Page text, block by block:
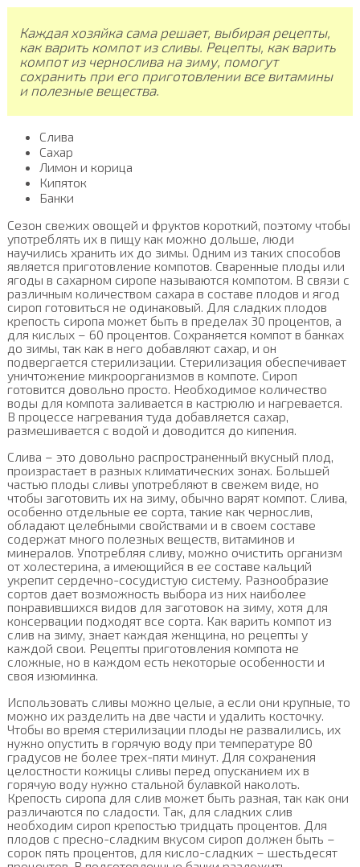
Каждая хозяйка сама решает, выбирая рецепты,
как варить компот из сливы. Рецепты, как варить
компот из чернослива на зиму, помогут
сохранить при его приготовлении все витамины
и полезные вещества.
Слива
Сахар
Лимон и корица
Кипяток
Банки
Сезон свежих овощей и фруктов короткий, поэтому чтобы
употреблять их в пищу как можно дольше, люди
научились хранить их до зимы. Одним из таких способов
является приготовление компотов. Сваренные плоды или
ягоды в сахарном сиропе называются компотом. В связи с
различным количеством сахара в составе плодов и ягод
сироп готовиться не одинаковый. Для сладких плодов
крепость сиропа может быть в пределах 30 процентов, а
для кислых – 60 процентов. Сохраняется компот в банках
до зимы, так как в него добавляют сахар, и он
подвергается стерилизации. Стерилизация обеспечивает
уничтожение микроорганизмов в компоте. Сироп
готовится довольно просто. Необходимое количество
воды для компота заливается в кастрюлю и нагревается.
В процессе нагревания туда добавляется сахар,
размешивается с водой и доводится до кипения.
Слива – это довольно распространенный вкусный плод,
произрастает в разных климатических зонах. Большей
частью плоды сливы употребляют в свежем виде, но
чтобы заготовить их на зиму, обычно варят компот. Слива,
особенно отдельные ее сорта, такие как чернослив,
обладают целебными свойствами и в своем составе
содержат много полезных веществ, витаминов и
минералов. Употребляя сливу, можно очистить организм
от холестерина, а имеющийся в ее составе кальций
укрепит сердечно-сосудистую систему. Разнообразие
сортов дает возможность выбора из них наиболее
понравившихся видов для заготовок на зиму, хотя для
консервации подходят все сорта. Как варить компот из
слив на зиму, знает каждая женщина, но рецепты у
каждой свои. Рецепты приготовления компота не
сложные, но в каждом есть некоторые особенности и
своя изюминка.
Использовать сливы можно целые, а если они крупные, то
можно их разделить на две части и удалить косточку.
Чтобы во время стерилизации плоды не развалились, их
нужно опустить в горячую воду при температуре 80
градусов не более трех-пяти минут. Для сохранения
целостности кожицы сливы перед опусканием их в
горячую воду нужно стальной булавкой наколоть.
Крепость сиропа для слив может быть разная, так как они
различаются по сладости. Так, для сладких слив
необходим сироп крепостью тридцать процентов. Для
плодов с пресно-сладким вкусом сироп должен быть –
сорок пять процентов, для кисло-сладких – шестьдесят